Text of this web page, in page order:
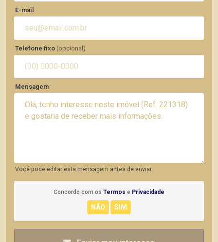
E-mail
Telefone fixo (opcional)
Mensagem
Você pode editar esta mensagem antes de enviar.
Concordo com os Termos e Privacidade